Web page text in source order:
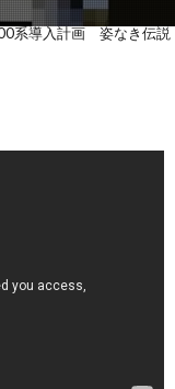
系導入計画 姿なき伝説